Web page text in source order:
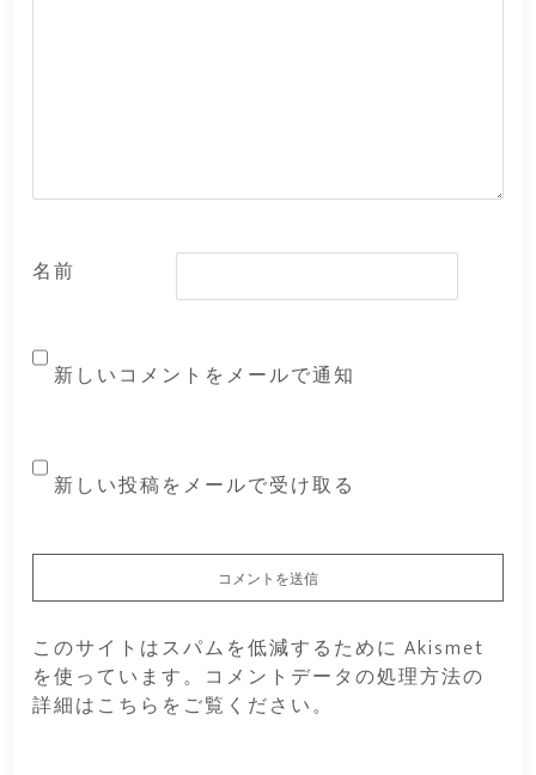
名前
新しいコメントをメールで通知
新しい投稿をメールで受け取る
このサイトはスパムを低減するために Akismet
を使っています。 コメントデータの処理方法の
詳細はこちらをご覧ください。